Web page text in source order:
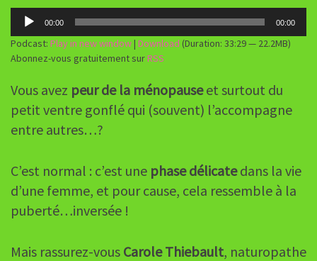
Lecteur
audio
00:00 00:00
Podcast: Play in new window| Download (Duration: 33:29 — 22.2MB)
Abonnez-vous gratuitement surRSS
Vous avez peur de la ménopauseet surtout du
petit ventre gonflé qui (souvent) l’accompagne
entre autres…?
C’est normal : c’est une phase délicatedans la vie
d’une femme, et pour cause, cela ressemble à la
puberté…inversée !
Mais rassurez-vous Carole Thiebault, naturopathe